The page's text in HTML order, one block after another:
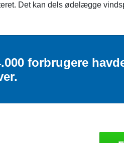
Det kan dels ødelægge
forbrugere